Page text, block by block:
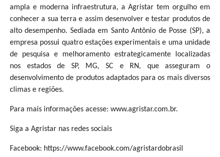
ampla e moderna infraestrutura, a Agristar tem orgulho em
conhecer a sua terra e assim desenvolver e testar produtos de
alto desempenho. Sediada em Santo Antônio de Posse (SP), a
empresa possui quatro estações experimentais e uma unidade
de pesquisa e melhoramento estrategicamente localizadas
nos estados de SP, MG, SC e RN, que asseguram o
desenvolvimento de produtos adaptados para os mais diversos
climas e regiões.
Para mais informações acesse: www.agristar.com.br.
Siga a Agristar nas redes sociais
Facebook: https://www.facebook.com/agristardobrasil